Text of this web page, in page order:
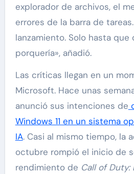
explorador de archivos, el
errores de la barra de
lanzamiento. Solo hasta que
porquería», añadió.
Las críticas llegan en un
Microsoft. Hace unas
anunció sus intenciones de
Windows 11 en un sistema
IA. Casi al mismo tiempo, la
octubre rompió el inicio de
rendimiento de Call of Duty: